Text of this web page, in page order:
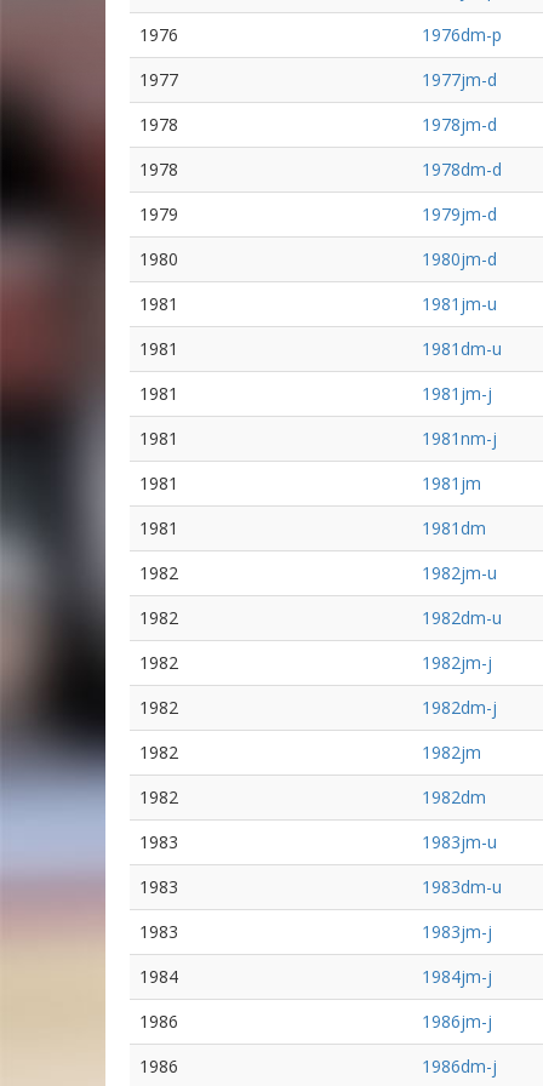
1976
1976dm-p
1977
1977jm-d
1978
1978jm-d
1978
1978dm-d
1979
1979jm-d
1980
1980jm-d
1981
1981jm-u
1981
1981dm-u
1981
1981jm-j
1981
1981nm-j
1981
1981jm
1981
1981dm
1982
1982jm-u
1982
1982dm-u
1982
1982jm-j
1982
1982dm-j
1982
1982jm
1982
1982dm
1983
1983jm-u
1983
1983dm-u
1983
1983jm-j
1984
1984jm-j
1986
1986jm-j
1986
1986dm-j